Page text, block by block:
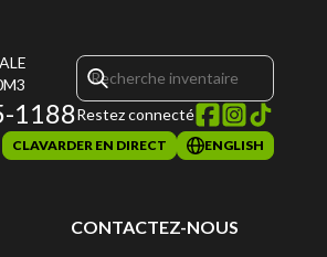
1188Restez connecté
CLAVARDER EN DIRECT ENGLISH
CONTACTEZ-NOUS